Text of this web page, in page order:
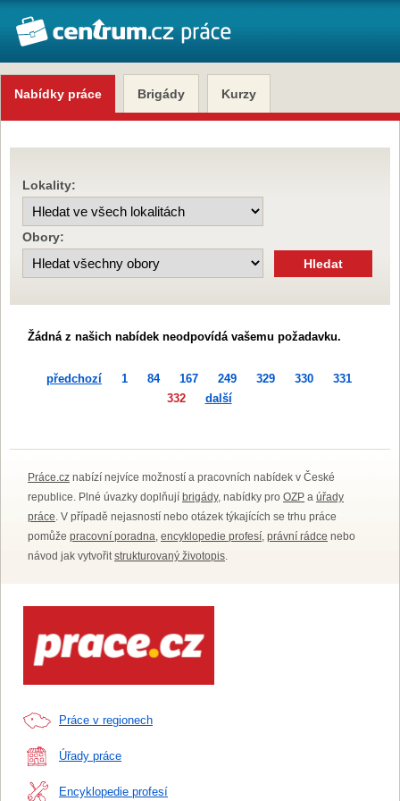
Nabídky práce Brigády Kurzy
Lokality:
Obory:
Žádná z našich nabídek neodpovídá vašemu požadavku.
předchozí 1 84 167 249 329 330
331
332
další
Práce.cz nabízí nejvíce možností a pracovních nabídek v České
republice. Plné úvazky doplňují brigády, nabídky pro OZP a úřady
práce. V případě nejasností nebo otázek týkajících se trhu práce
pomůže pracovní poradna, encyklopedie profesí, právní rádce nebo
návod jak vytvořitstrukturovaný životopis.
Práce v regionech
Úřady práce
Encyklopedie profesí